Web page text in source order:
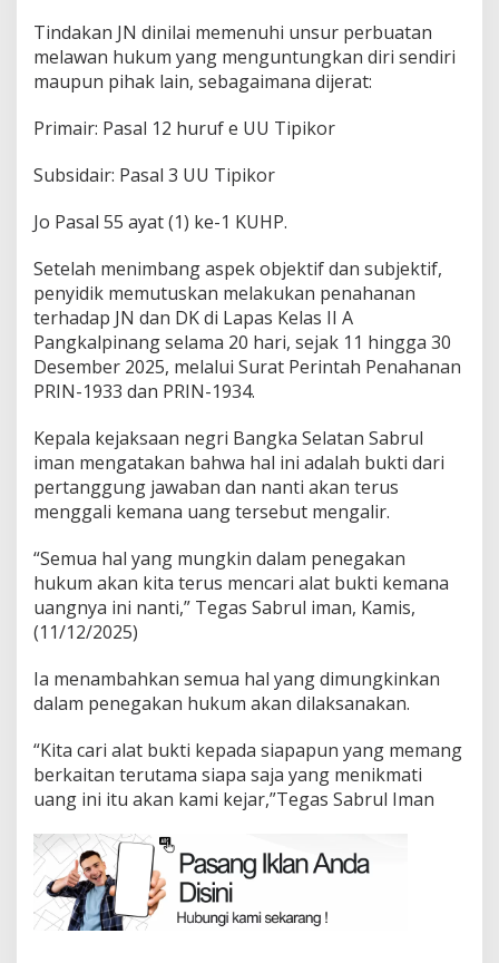
Tindakan JN dinilai memenuhi unsur perbuatan
melawan hukum yang menguntungkan diri sendiri
maupun pihak lain, sebagaimana dijerat:
Primair: Pasal 12 huruf e UU Tipikor
Subsidair: Pasal 3 UU Tipikor
Jo Pasal 55 ayat (1) ke-1 KUHP.
Setelah menimbang aspek objektif dan subjektif,
penyidik memutuskan melakukan penahanan
terhadap JN dan DK di Lapas Kelas II A
Pangkalpinang selama 20 hari, sejak 11 hingga 30
Desember 2025, melalui Surat Perintah Penahanan
PRIN-1933 dan PRIN-1934.
Kepala kejaksaan negri Bangka Selatan Sabrul
iman mengatakan bahwa hal ini adalah bukti dari
pertanggung jawaban dan nanti akan terus
menggali kemana uang tersebut mengalir.
“Semua hal yang mungkin dalam penegakan
hukum akan kita terus mencari alat bukti kemana
uangnya ini nanti,” Tegas Sabrul iman, Kamis,
(11/12/2025)
Ia menambahkan semua hal yang dimungkinkan
dalam penegakan hukum akan dilaksanakan.
“Kita cari alat bukti kepada siapapun yang memang
berkaitan terutama siapa saja yang menikmati
uang ini itu akan kami kejar,”Tegas Sabrul Iman